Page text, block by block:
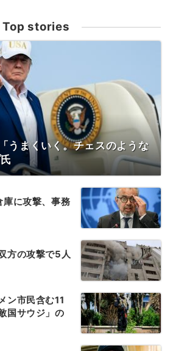
Top stories
うまくいく。チェスのような
に攻撃、事務
方の攻撃で5人
ン市民含む11
国サウジ」の